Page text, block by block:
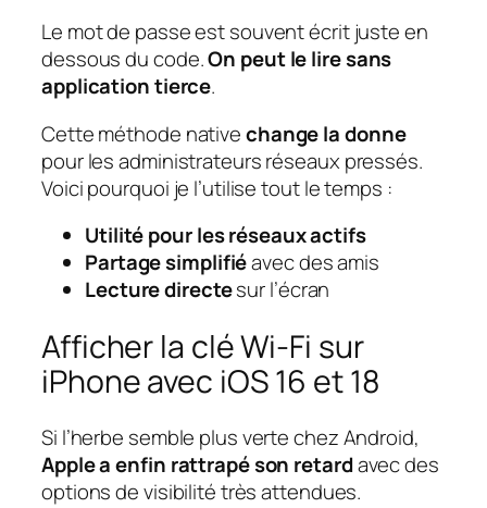
Le mot de passe est souvent écrit juste en
dessous du code.On peut le lire sans
application tierce.
Cette méthode nativechange la donne
pour les administrateurs réseaux pressés.
Voici pourquoi je l’utilise tout le temps :
Utilité pour les réseaux actifs
Partage simplifiéavec des amis
Lecture directesur l’écran
Afficher la clé Wi-Fi sur
iPhone avec iOS 16 et 18
Si l’herbe semble plus verte chez Android,
Apple a enfin rattrapé son retardavec des
options de visibilité très attendues.